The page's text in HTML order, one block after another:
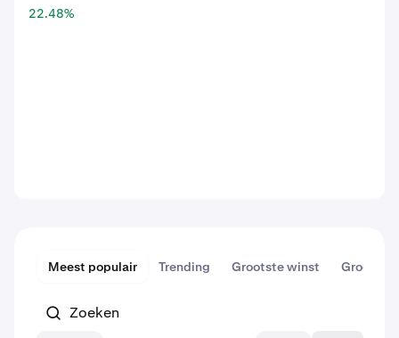
22.48%
Meest populair Trending Grootste winst Grootste